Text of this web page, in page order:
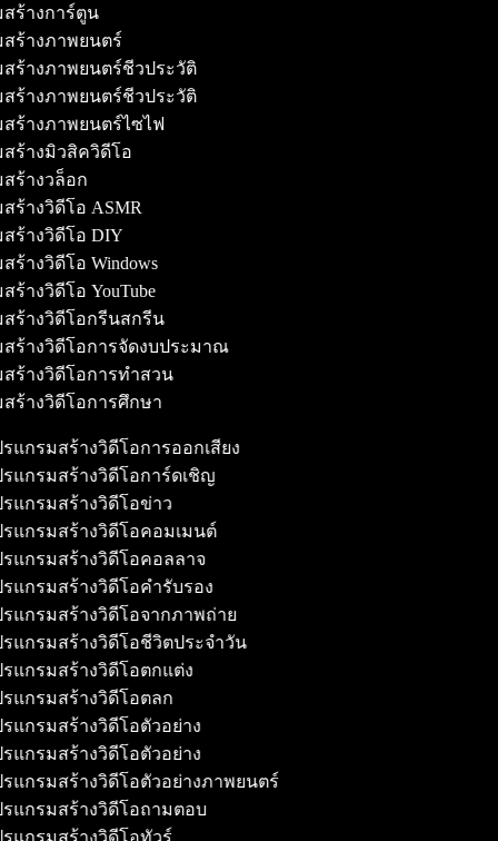
สร้างการ์ตูน
สร้างภาพยนตร์
สร้างภาพยนตร์ชีวประวัติ
สร้างภาพยนตร์ชีวประวัติ
สร้างภาพยนตร์ไซไฟ
สร้างมิวสิควิดีโอ
สร้างวล็อก
สร้างวิดีโอ ASMR
สร้างวิดีโอ DIY
สร้างวิดีโอ Windows
ร้างวิดีโอ YouTube
สร้างวิดีโอกรีนสกรีน
สร้างวิดีโอการจัดงบประมาณ
สร้างวิดีโอการทำสวน
สร้างวิดีโอการศึกษา
แกรมสร้างวิดีโอการออกเสียง
แกรมสร้างวิดีโอการ์ดเชิญ
แกรมสร้างวิดีโอข่าว
แกรมสร้างวิดีโอคอมเมนต์
แกรมสร้างวิดีโอคอลลาจ
แกรมสร้างวิดีโอคำรับรอง
แกรมสร้างวิดีโอจากภาพถ่าย
แกรมสร้างวิดีโอชีวิตประจำวัน
แกรมสร้างวิดีโอตกแต่ง
แกรมสร้างวิดีโอตลก
แกรมสร้างวิดีโอตัวอย่าง
แกรมสร้างวิดีโอตัวอย่าง
แกรมสร้างวิดีโอตัวอย่างภาพยนตร์
แกรมสร้างวิดีโอถามตอบ